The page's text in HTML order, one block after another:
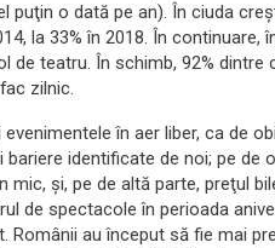
puţin o dată pe an). În ciuda
la 33% în 2018. În
de teatru. În schimb, 92%
zilnic.
în aer liber, ca de
identificate de noi; pe de
mic, şi, pe de altă parte, preţul
de spectacole în perioada
Românii au început să fie mai